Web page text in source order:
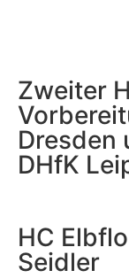
Zweiter
Dresden
DHfK
HC
Seidler